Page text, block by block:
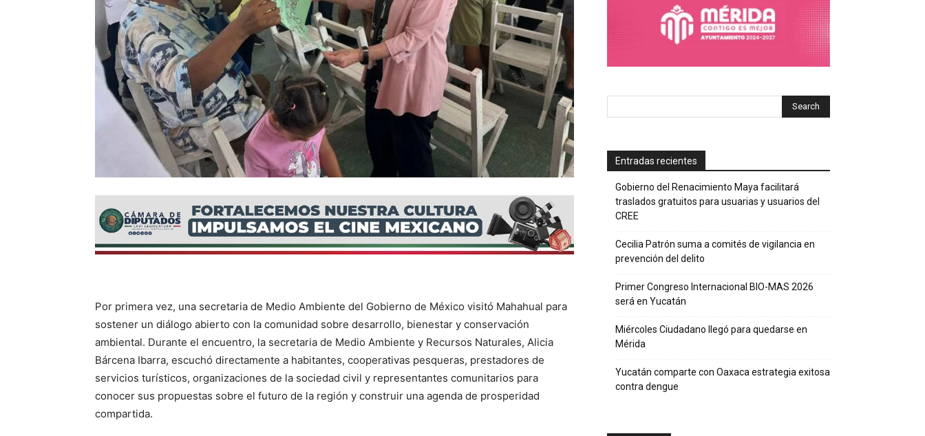
Por primera vez, una secretaria de Medio Ambiente del Gobierno de México visitó Mahahual para
sostener un diálogo abierto con la comunidad sobre desarrollo, bienestar y conservación
ambiental. Durante el encuentro, la secretaria de Medio Ambiente y Recursos Naturales, Alicia
Bárcena Ibarra, escuchó directamente a habitantes, cooperativas pesqueras, prestadores de
servicios turísticos, organizaciones de la sociedad civil y representantes comunitarios para
conocer sus propuestas sobre el futuro de la región y construir una agenda de prosperidad
compartida.
Entradas recientes
Gobierno del Renacimiento Maya facilitará
traslados gratuitos para usuarias y usuarios del
CREE
Cecilia Patrón suma a comités de vigilancia en
prevención del delito
Primer Congreso Internacional BIO-MAS 2026
será en Yucatán
Miércoles Ciudadano llegó para quedarse en
Mérida
Yucatán comparte con Oaxaca estrategia exitosa
contra dengue